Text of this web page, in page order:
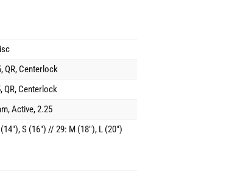
QR, Centerlock
QR, Centerlock
Active, 2.25
S (16") // 29: M (18"), L (20")